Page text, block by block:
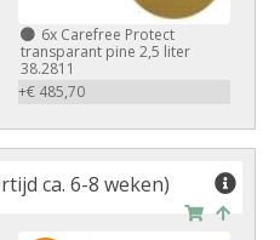
6xCarefree Protect
transparant pine 2,5 liter
38.2811
+€ 485,70
ca. 6-8 weken)